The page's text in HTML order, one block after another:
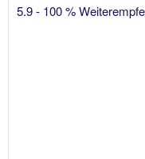
5.9 - 100 %